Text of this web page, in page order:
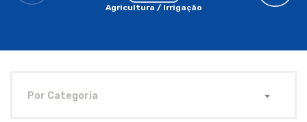
Agricultura / Irrigação
Por Categoria